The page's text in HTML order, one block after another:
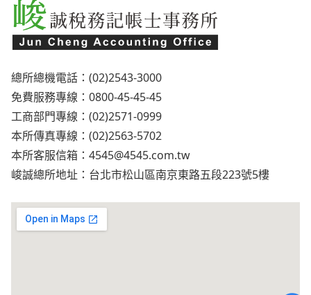
總所總機電話：(02)2543-3000
免費服務專線：0800-45-45-45
工商部門專線：(02)2571-0999
本所傳真專線：(02)2563-5702
本所客服信箱： 4545@4545.com.tw
峻誠總所地址：台北市松山區南京東路五段223號5樓